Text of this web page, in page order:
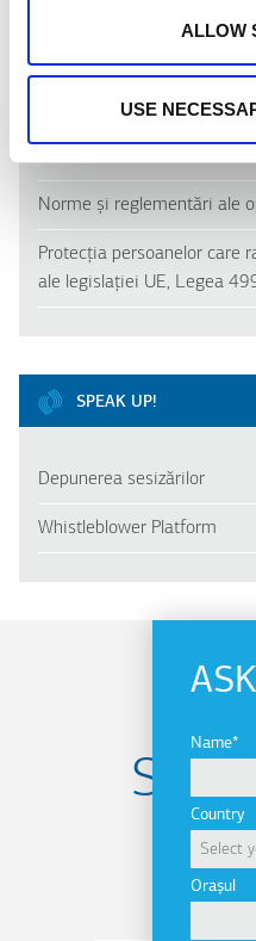
ALLOW
USE
GUVERNANȚA
Act Constitutiv
Norme și reglementări ale
Protecția persoanelor care
ale legislației UE, Legea
SPEAK UP!
Depunerea sesizărilor
Whistleblower Platform
Name
Country
Orașul